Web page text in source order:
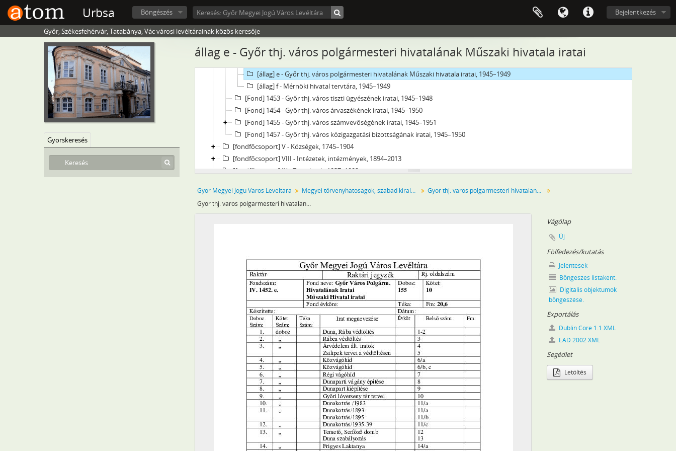
Urbsa Bejelentkezés
Böngészés
Győr, Székesfehérvár, Tatabánya, Vác városi levéltárainak közös keresője
Gyorskeresés
állag e - Győr thj. város polgármesteri hivatalának Műszaki hivatala iratai
[Fond] 1424 - Földadó Kataszteri Bizottság iratai, 1884
[Fond] 1451 - Győr város törvényhatósági bizottságának iratai, 1945–1950
[Fond] 1452 - Győr thj. város polgármesteri hivatalának iratai, 1945–1950
[állag] a - Igazgatási iratok, 1945–1950
[állag] b - Elsőfokú iparhatóság iratai, 1945–1950
[állag] e - Győr thj. város polgármesteri hivatalának Műszaki hivatala iratai, 1945–1949
[állag] f - Mérnöki hivatal tervtára, 1945–1949
[Fond] 1453 - Győr thj. város tiszti ügyészének iratai, 1945–1948
[Fond] 1454 - Győr thj. város árvaszékének iratai, 1945–1950
[Fond] 1455 - Győr thj. város számvevőségének iratai, 1945–1951
[Fond] 1457 - Győr thj. város közigazgatási bizottságának iratai, 1945–1950
[fondfőcsoport] V - Községek, 1745–1904
[fondfőcsoport] VIII - Intézetek, intézmények, 1894–2013
[fondfőcsoport] IX - Testületek, 1937–1992
[fondfőcsoport] XI - Gazdasági szervek, 1939–1945
[fondfőcsoport] XIV - Személyek, 1959–1994
[fondfőcsoport] XXXIII - Külön intézkedéssel levéltárba utalt iratok, 1895–2010
[fondfőcsoport] XXXVII - Megyei jogú városi önkormányzat, 1990–1995
Győr Megyei Jogú Város Levéltára Megyei törvényhatóságok, szabad királyi városok és törvényhatósági jogú városok
Győr thj. város polgármesteri hivatalának iratai
Győr thj. város polgármesteri hivatalának Műszaki hivatala iratai
Vágólap
Új
Fölfedezés/kutatás
Jelentések
Böngészés listaként.
Digitális objektumok
böngészése.
Exportálás
Dublin Core 1.1 XML
EAD 2002 XML
Segédlet
Letöltés